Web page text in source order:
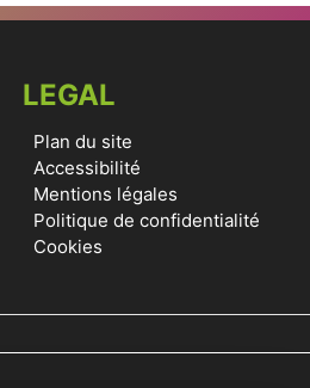
LEGAL
Plan du site
Accessibilité
Mentions légales
Politique de confidentialité
Cookies